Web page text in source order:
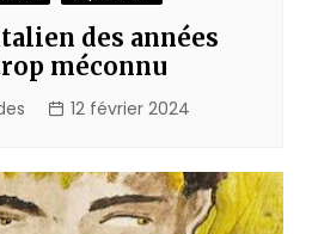
des années
méconnu
12 février 2024